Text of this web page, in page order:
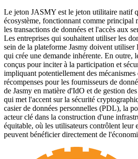
Le jeton JASMY est le jeton utilitaire natif
écosystème, fonctionnant comme principal
les transactions de données et l'accès aux
Les entreprises qui souhaitent utiliser les
sein de la plateforme Jasmy doivent utiliser
qui crée une demande inhérente. En outre,
conçus pour inciter à la participation et
impliquant potentiellement des
récompenses pour les fournisseurs de
de Jasmy en matière d'IdO et de gestion
qui met l'accent sur la sécurité
casier de données personnelles (PDL), la
acteur clé dans la construction d'une
équitable, où les utilisateurs contrôlent leur
peuvent bénéficier directement de